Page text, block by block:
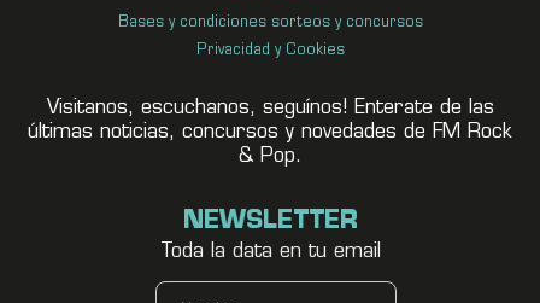
Bases y condiciones sorteos y concursos
Privacidad y Cookies
Visitanos, escuchanos, seguínos! Enterate de las
últimas noticias, concursos y novedades de FM Rock
& Pop.
NEWSLETTER
Toda la data en tu email